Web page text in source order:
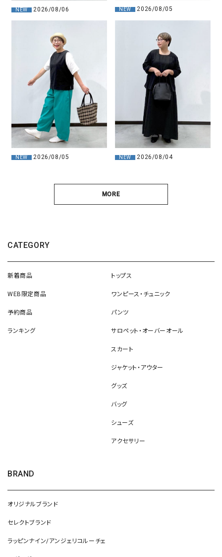
NEW 2026/08/06 NEW 2026/08/05
NEW 2026/08/05 NEW 2026/08/04
MORE
CATEGORY
新着商品
WEB限定商品
予約商品
ランキング
トップス
ワンピース・チュニック
パンツ
サロペット・オーバーオール
スカート
ジャケット・アウター
グッズ
バッグ
シューズ
アクセサリー
BRAND
オリジナルブランド
セレクトブランド
ラッピンナイン/アンジェリコルーチェ